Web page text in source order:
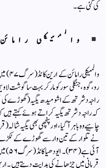
کی گئی ہے۔
والمیکی
راجہ دشرتھ کےاشو میدھ یگیہ (گھوڑے
کہ راجہ دشرتھ یگیہ کراتے ہوئے کہتے
آئی